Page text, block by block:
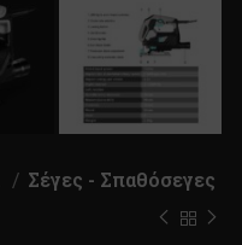
Σέγες - Σπαθόσεγες